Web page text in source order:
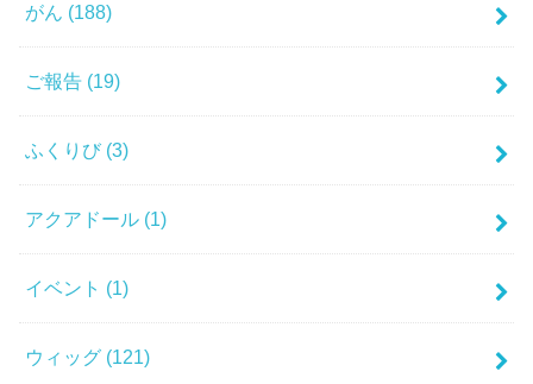
がん (188)
ご報告 (19)
ふくりび (3)
アクアドール (1)
イベント (1)
ウィッグ (121)